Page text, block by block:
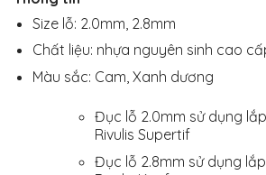
Size lỗ: 2.0mm, 2.8mm
Chất liệu: nhựa nguyên sinh cao
Màu sắc: Cam, Xanh dương
Đục lỗ 2.0mm sử dụng
Rivulis Supertif
Đục lỗ 2.8mm sử dụng